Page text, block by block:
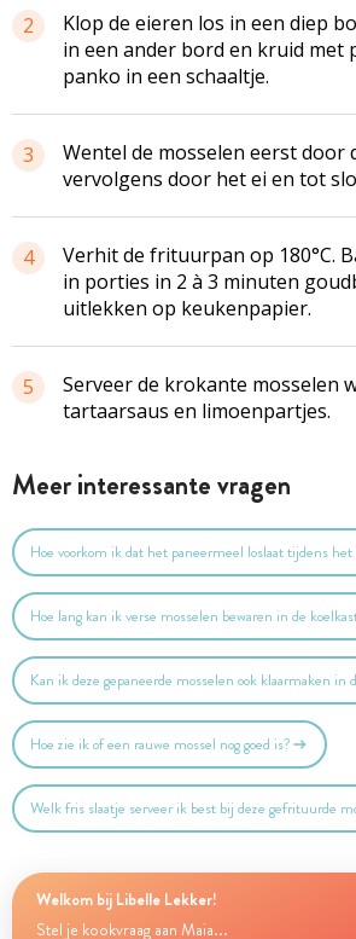
2
Klop de eieren los in een diep
in een ander bord en kruid met
panko in een schaaltje.
3
Wentel de mosselen eerst door
vervolgens door het ei en tot
4
Verhit de frituurpan op 180°C.
in porties in 2 à 3 minuten
uitlekken op keukenpapier.
5
Serveer de krokante mosselen
tartaarsaus en limoenpartjes.
Meer interessante vragen
Hoe voorkom ik dat het paneermeel loslaat tijdens het
Hoe lang kan ik verse mosselen bewaren in de
Kan ik deze gepaneerde mosselen ook klaarmaken in
Hoe zie ik of een rauwe mossel nog goed is?
Welk fris slaatje serveer ik best bij deze gefrituurde
Welkom bij Libelle Lekker!
Stel je kookvraag aan Maia...